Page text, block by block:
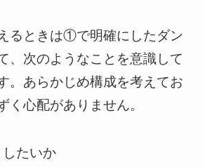
るときは①で明確にしたダン
、次のようなことを意識して
。あらかじめ構成を考えてお
く心配がありません。
たいか